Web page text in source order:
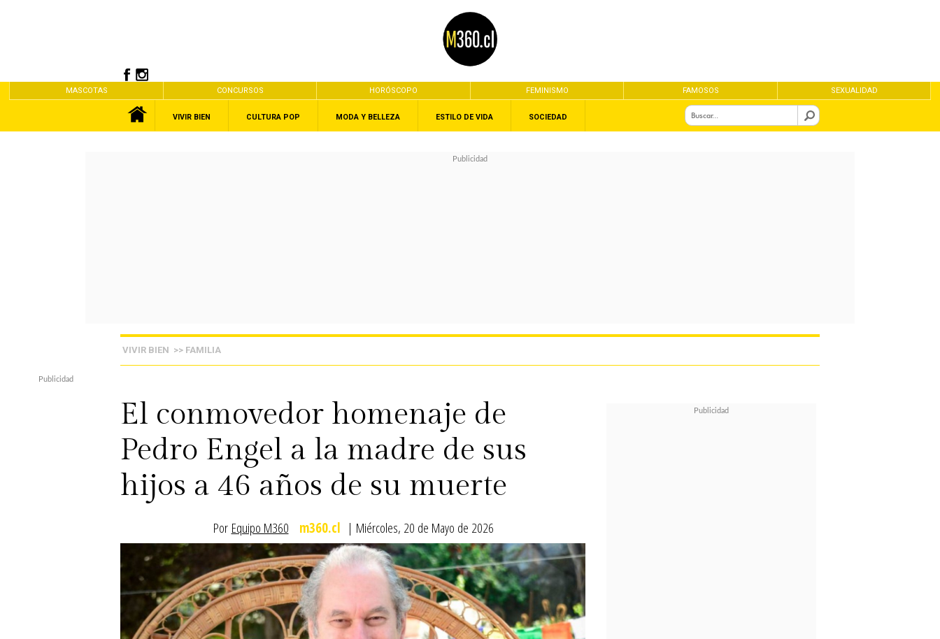
MASCOTAS CONCURSOS HORÓSCOPO FEMINISMO FAMOSOS SEXUALIDAD
VIVIR BIEN CULTURA POP MODA Y BELLEZA ESTILO DE VIDA SOCIEDAD
VIVIR BIEN >> FAMILIA
El conmovedor homenaje de
Pedro Engel a la madre de sus
hijos a 46 años de su muerte
Por Equipo M360 m360.cl | Miércoles, 20 de Mayo de 2026